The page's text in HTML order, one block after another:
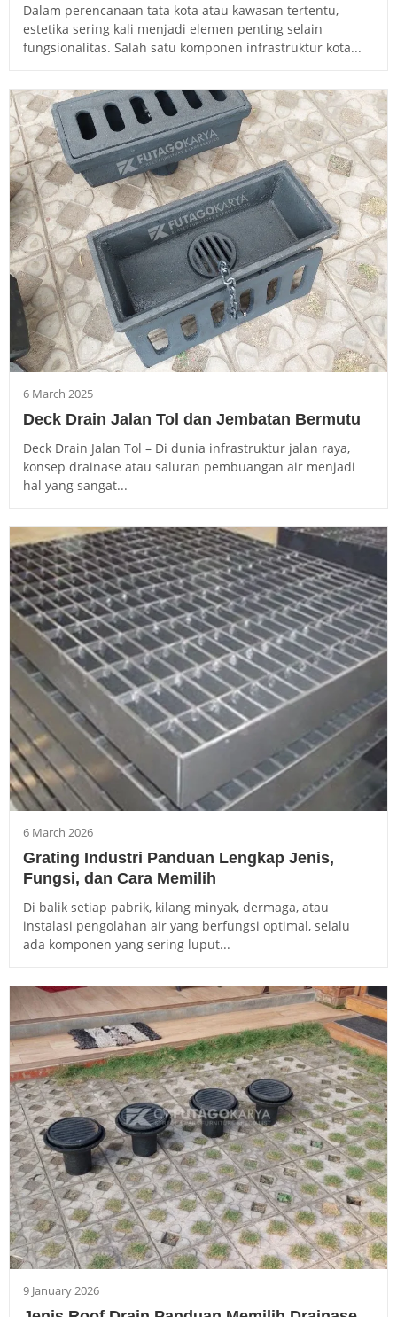
Dalam perencanaan tata kota atau kawasan tertentu,
estetika sering kali menjadi elemen penting selain
fungsionalitas. Salah satu komponen infrastruktur kota...
6 March 2025
Deck Drain Jalan Tol dan Jembatan Bermutu
Deck Drain Jalan Tol – Di dunia infrastruktur jalan raya,
konsep drainase atau saluran pembuangan air menjadi
hal yang sangat...
6 March 2026
Grating Industri Panduan Lengkap Jenis,
Fungsi, dan Cara Memilih
Di balik setiap pabrik, kilang minyak, dermaga, atau
instalasi pengolahan air yang berfungsi optimal, selalu
ada komponen yang sering luput...
9 January 2026